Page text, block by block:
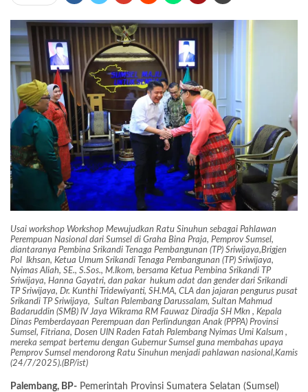
Usai workshop Workshop Mewujudkan Ratu Sinuhun sebagai Pahlawan
Perempuan Nasional dari Sumsel di Graha Bina Praja, Pemprov Sumsel,
diantaranya Pembina Srikandi Tenaga Pembangunan (TP) Sriwijaya,Brigjen
Pol Ikhsan, Ketua Umum Srikandi Tenaga Pembangunan (TP) Sriwijaya,
Nyimas Aliah, SE., S.Sos., M.Ikom, bersama Ketua Pembina Srikandi TP
Sriwijaya, Hanna Gayatri, dan pakar hukum adat dan gender dari Srikandi
TP Sriwijaya, Dr. Kunthi Tridewiyanti, SH.MA, CLA dan jajaran pengurus pusat
Srikandi TP Sriwijaya, Sultan Palembang Darussalam, Sultan Mahmud
Badaruddin (SMB) IV Jaya Wikrama RM Fauwaz Diradja SH Mkn , Kepala
Dinas Pemberdayaan Perempuan dan Perlindungan Anak (PPPA) Provinsi
Sumsel, Fitriana, Dosen UIN Raden Fatah Palembang Nyimas Umi Kalsum ,
mereka sempat bertemu dengan Gubernur Sumsel guna membahas upaya
Pemprov Sumsel mendorong Ratu Sinuhun menjadi pahlawan nasional,Kamis
(24/7/2025).(BP/ist)
Palembang, BP- Pemerintah Provinsi Sumatera Selatan (Sumsel)